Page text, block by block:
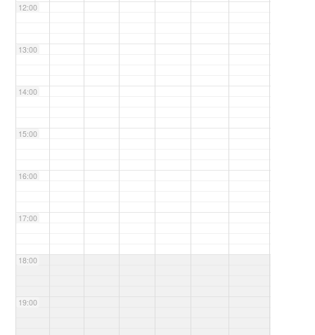
12:00
13:00
14:00
15:00
16:00
17:00
18:00
19:00